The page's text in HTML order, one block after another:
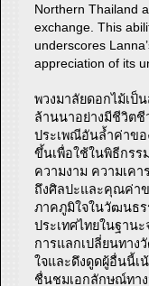
Northern Thailand
exchange. This
underscores
appreciation of its
พวงมาลัยดอกไม้เ
ล้านนาอย่างมีชีวิต
ประเพณีอันล้ำค่าขอ
ขึ้นเพื่อใช้ในพิธีกรร
ความงาม ความเค
ถึงศิลปะและคุณค่าข
ภาคภูมิใจในวัฒนธร
ประเทศไทยในฐาน
การแลกเปลี่ยนทาง
ใจและดึงดูดผู้อื่นนี้เ
ชื่นชมเอกลักษณ์ทา